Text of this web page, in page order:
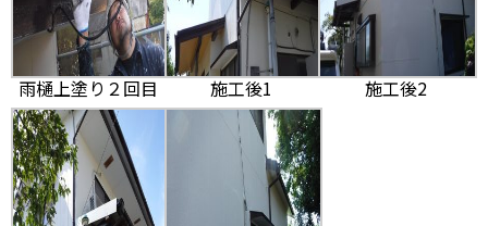
雨樋上塗り２回目 施工後1 施工後2